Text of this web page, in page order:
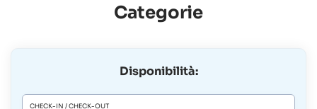
Categorie
Disponibilità:
CHECK-IN / CHECK-OUT